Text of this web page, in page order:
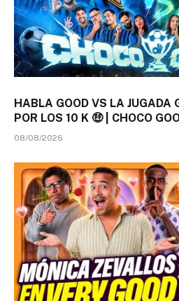
HABLA GOOD VS LA JUGADA
POR LOS 10 K 🤑 | CHOCO
08/08/2026